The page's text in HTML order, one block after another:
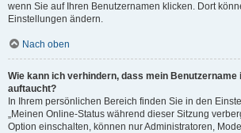
wenn Sie auf Ihren Benutzernamen klicken. Dort
Einstellungen ändern.
Nach oben
Wie kann ich verhindern, dass mein Benutzername
auftaucht?
In Ihrem persönlichen Bereich finden Sie in den
„Meinen Online-Status während dieser Sitzung
Option einschalten, können nur Administratoren,